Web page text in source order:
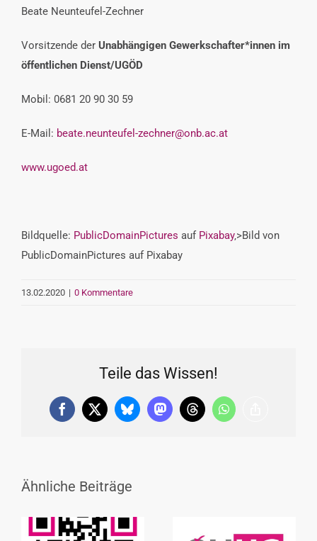
Beate Neunteufel-Zechner
Vorsitzende der Unabhängigen Gewerkschafter*innen im
öffentlichen Dienst/UGÖD
Mobil: 0681 20 90 30 59
E-Mail: beate.neunteufel-zechner@onb.ac.at
www.ugoed.at
Bildquelle: PublicDomainPictures auf Pixabay‚>Bild von
PublicDomainPictures auf Pixabay
13.02.2020 | 0 Kommentare
Teile das Wissen!
Facebook
X BlueskyMastodonThreadsWhatsApp
Ähnliche Beiträge